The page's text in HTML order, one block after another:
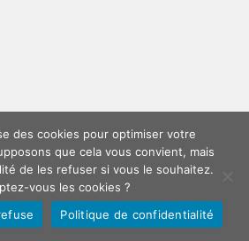
des cookies pour optimiser votre
que cela vous convient, mais
de les refuser si vous le souhaitez.
vous les cookies ?
Politique de confidentialité